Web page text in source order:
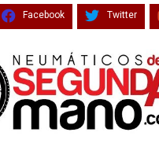
Facebook Twitter